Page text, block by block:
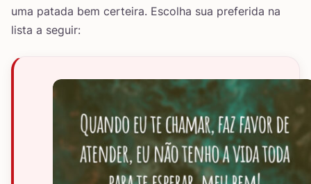
uma patada bem certeira. Escolha sua preferida na
lista a seguir: